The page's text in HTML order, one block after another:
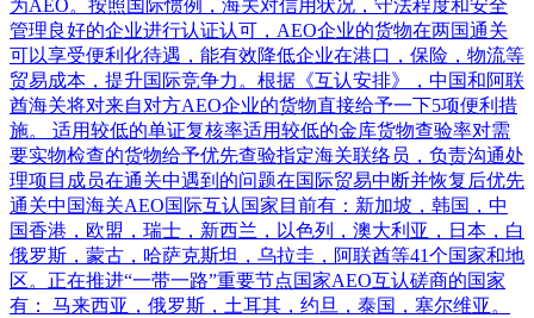
为AEO。按照国际惯例，海关对信用状况，守法程度和安全
管理良好的企业进行认证认可，AEO企业的货物在两国通关
可以享受便利化待遇，能有效降低企业在港口，保险，物流等
贸易成本，提升国际竞争力。根据《互认安排》，中国和阿联
酋海关将对来自对方AEO企业的货物直接给予一下5项便利措
施。 适用较低的单证复核率适用较低的金库货物查验率对需
要实物检查的货物给予优先查验指定海关联络员，负责沟通处
理项目成员在通关中遇到的问题在国际贸易中断并恢复后优先
通关中国海关AEO国际互认国家目前有：新加坡，韩国，中
国香港，欧盟，瑞士，新西兰，以色列，澳大利亚，日本，白
俄罗斯，蒙古，哈萨克斯坦，乌拉圭，阿联酋等41个国家和地
区。正在推进“一带一路”重要节点国家AEO互认磋商的国家
有： 马来西亚，俄罗斯，土耳其，约旦，泰国，塞尔维亚。